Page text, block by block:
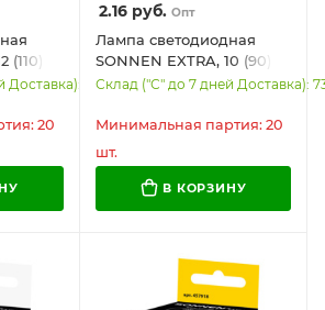
(110)
GU5.3-
6919
20
2.16руб. Опт
Лампа светодиодная
SONNEN EXTRA, 10 (90)
Вт, GU5.3, софит, теплый
MR16-GU5.3-10W-2700,
Склад ("С" до 7 дней Доставка):
Минимальная партия: 20
шт.
В КОРЗИНУ